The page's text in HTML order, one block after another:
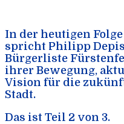
In der heutigen
spricht Philipp
Bürgerliste
ihrer Bewegung,
Vision für die
Stadt.
Das ist Teil 2 von 3.